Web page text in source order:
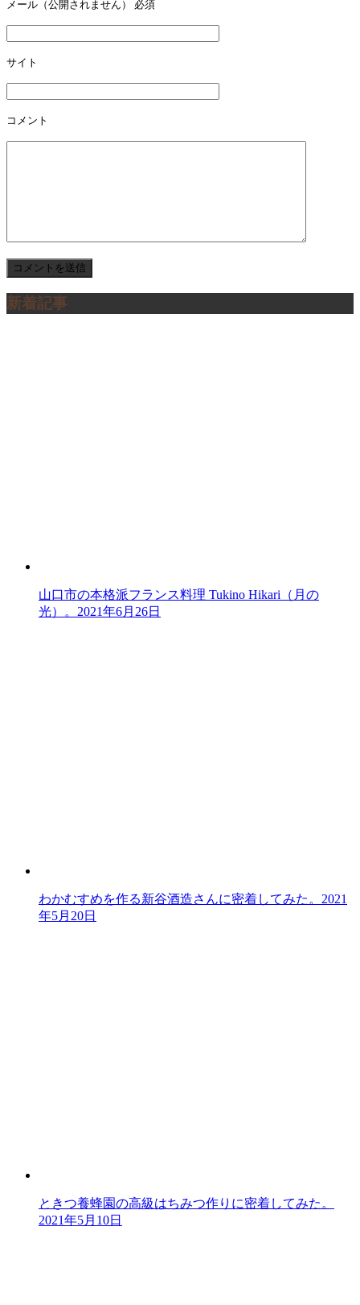
メール（公開されません） 必須
サイト
コメント
新着記事
山口市の本格派フランス料理 Tukino Hikari（月の
光）。 2021年6月26日
わかむすめを作る新谷酒造さんに密着してみた。 2021
年5月20日
ときつ養蜂園の高級はちみつ作りに密着してみた。
2021年5月10日